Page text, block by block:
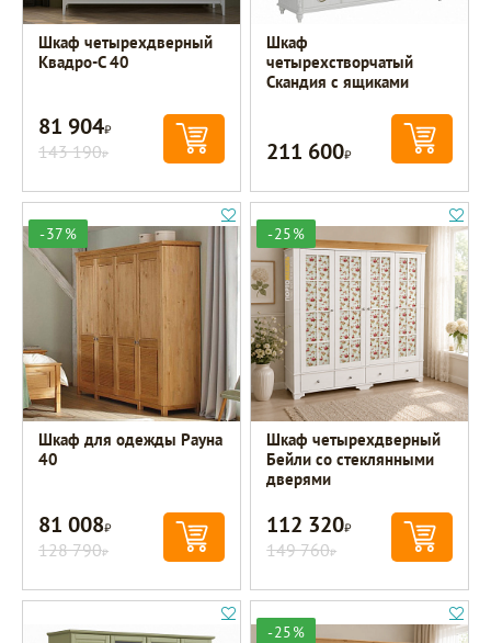
Шкаф четырехдверный
Квадро-С 40
81 904Р
143 190Р
Шкаф
четырехстворчатый
Скандия с ящиками
211 600Р
-37%
Шкаф для одежды Рауна
40
81 008Р
128 790Р
-25%
Шкаф четырехдверный
Бейли со стеклянными
дверями
112 320Р
149 760Р
-25%